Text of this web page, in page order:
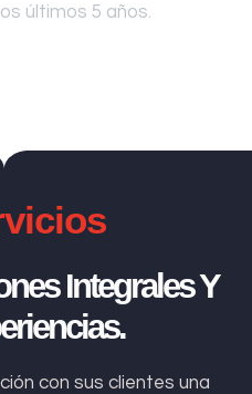
últimos 5 años.
Integrales Y
con sus clientes una